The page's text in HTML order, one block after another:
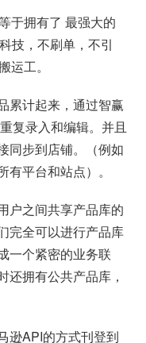
于拥有了 最强大的
技，不刷单，不引
运工。
累计起来，通过智赢
复录入和编辑。并且
同步到店铺。（例如
平台和站点）。
户之间共享产品库的
完全可以进行产品库
一个紧密的业务联
还拥有公共产品库，
逊API的方式刊登到